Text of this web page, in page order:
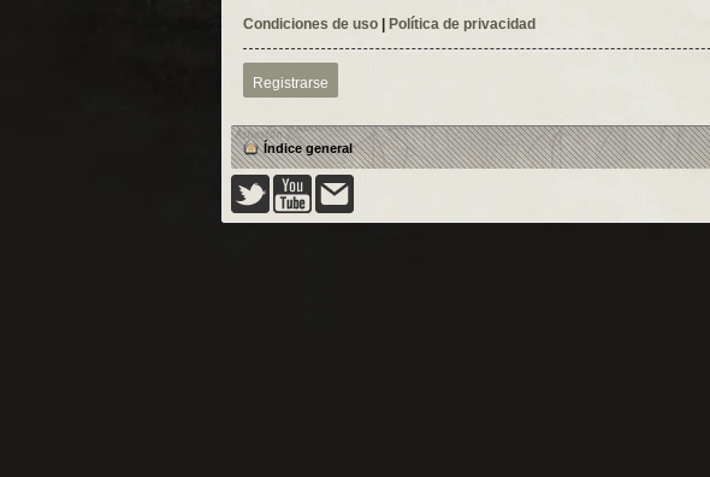
Condiciones de uso | Política de privacidad
Registrarse
Índice general